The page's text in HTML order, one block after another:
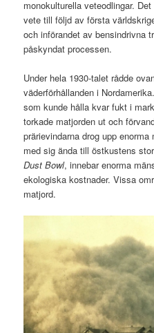
monokulturella veteodlingar.
vete till följd av första
och införandet av bensindrivna
påskyndat processen.
Under hela 1930-talet rådde
väderförhållanden i
som kunde hålla kvar fukt i
torkade matjorden ut och
prärievindarna drog upp
med sig ända till östkustens
Dust Bowl, innebar enorma
ekologiska kostnader. Vissa
matjord.